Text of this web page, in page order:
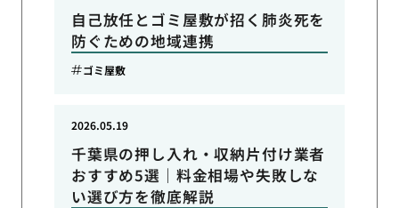
自己放任とゴミ屋敷が招く肺炎死を
防ぐための地域連携
ゴミ屋敷
千葉県の押し入れ・収納片付け業者
おすすめ5選｜料金相場や失敗しな
い選び方を徹底解説
2026.05.19